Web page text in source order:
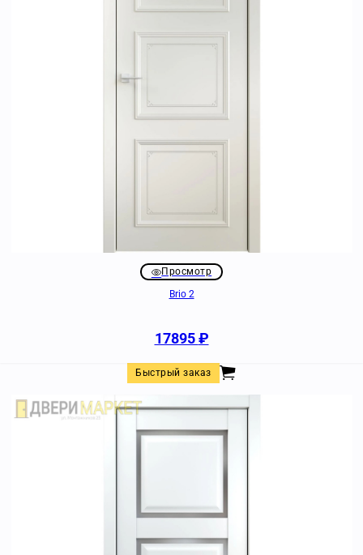
Просмотр
Brio 2
17895₽
Быстрый заказ